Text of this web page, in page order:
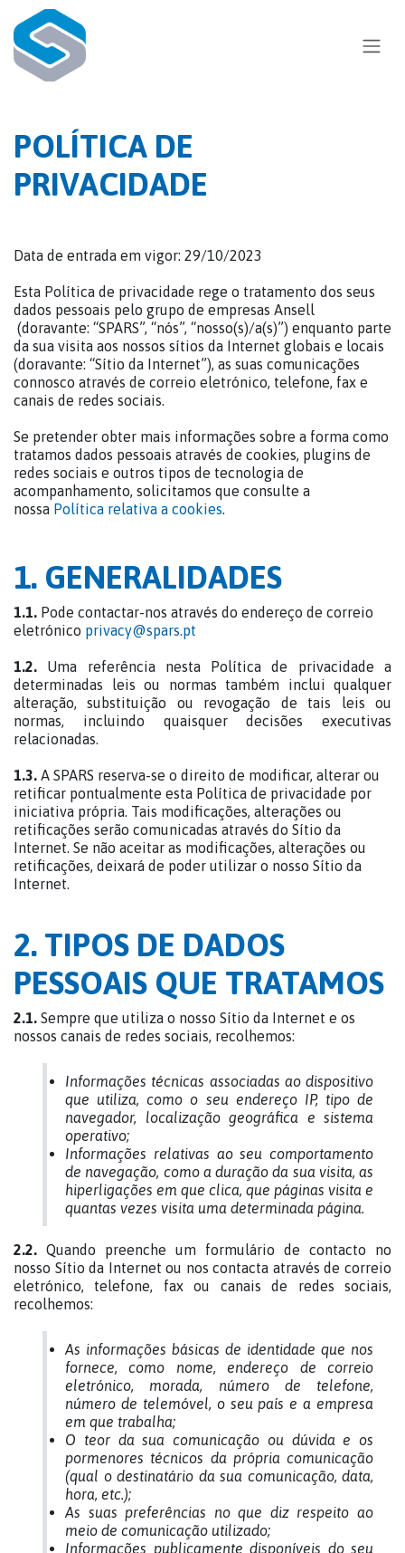
Skip to Content
POLÍTICA DE
PRIVACIDADE
Data de entrada em vigor: 29/10/2023
Esta Política de privacidade rege o tratamento dos seus
dados pessoais pelo grupo de empresas Ansell
(doravante: “SPARS”, “nós”, “nosso(s)/a(s)”) enquanto parte
da sua visita aos nossos sítios da Internet globais e locais
(doravante: “Sítio da Internet”), as suas comunicações
connosco através de correio eletrónico, telefone, fax e
canais de redes sociais.
Se pretender obter mais informações sobre a forma como
tratamos dados pessoais através de cookies, plugins de
redes sociais e outros tipos de tecnologia de
acompanhamento, solicitamos que consulte a
nossa Política relativa a cookies.
1. GENERALIDADES
1.1. Pode contactar-nos através do endereço de correio
eletrónico privacy@spars.pt
1.2. Uma referência nesta Política de privacidade a
determinadas leis ou normas também inclui qualquer
alteração, substituição ou revogação de tais leis ou
normas, incluindo quaisquer decisões executivas
relacionadas.
1.3. A SPARS reserva-se o direito de modificar, alterar ou
retificar pontualmente esta Política de privacidade por
iniciativa própria. Tais modificações, alterações ou
retificações serão comunicadas através do Sítio da
Internet. Se não aceitar as modificações, alterações ou
retificações, deixará de poder utilizar o nosso Sítio da
Internet.
2. TIPOS DE DADOS
PESSOAIS QUE TRATAMOS
2.1. Sempre que utiliza o nosso Sítio da Internet e os
nossos canais de redes sociais, recolhemos:
Informações técnicas associadas ao dispositivo
que utiliza, como o seu endereço IP, tipo de
navegador, localização geográfica e sistema
operativo;
Informações relativas ao seu comportamento
de navegação, como a duração da sua visita, as
hiperligações em que clica, que páginas visita e
quantas vezes visita uma determinada página.
2.2. Quando preenche um formulário de contacto no
nosso Sítio da Internet ou nos contacta através de correio
eletrónico, telefone, fax ou canais de redes sociais,
recolhemos:
As informações básicas de identidade que nos
fornece, como nome, endereço de correio
eletrónico, morada, número de telefone,
número de telemóvel, o seu país e a empresa
em que trabalha;
O teor da sua comunicação ou dúvida e os
pormenores técnicos da própria comunicação
(qual o destinatário da sua comunicação, data,
hora, etc.);
As suas preferências no que diz respeito ao
meio de comunicação utilizado;
Informações publicamente disponíveis do seu